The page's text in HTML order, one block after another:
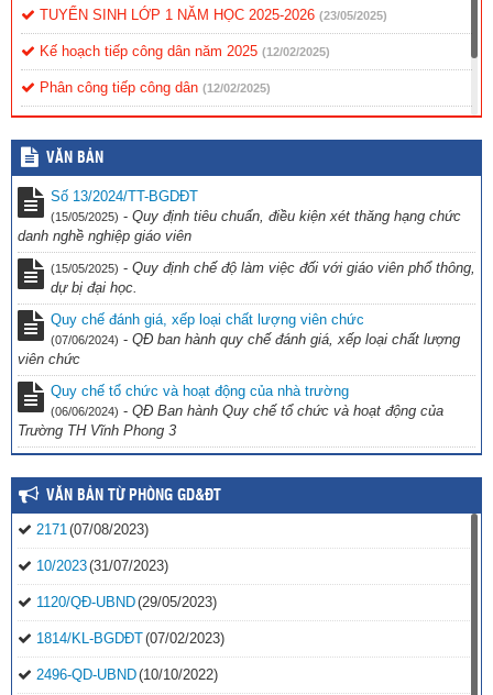
TUYỂN SINH LỚP 1 NĂM HỌC 2025-2026 (23/05/2025)
Kế hoạch tiếp công dân năm 2025 (12/02/2025)
Phân công tiếp công dân (12/02/2025)
Quy chế tiếp công dân
VĂN BẢN
Số 13/2024/TT-BGDĐT
(15/05/2025) - Quy định tiêu chuẩn, điều kiện xét thăng hạng chức
danh nghề nghiệp giáo viên
(15/05/2025) - Quy định chế độ làm việc đối với giáo viên phổ thông,
dự bị đại học.
Quy chế đánh giá, xếp loại chất lượng viên chức
(07/06/2024) - QĐ ban hành quy chế đánh giá, xếp loại chất lượng
viên chức
Quy chế tổ chức và hoạt động của nhà trường
(06/06/2024) - QĐ Ban hành Quy chế tổ chức và hoạt động của
Trường TH Vĩnh Phong 3
VĂN BẢN TỪ PHÒNG GD&ĐT
2171(07/08/2023)
10/2023(31/07/2023)
1120/QĐ-UBND(29/05/2023)
1814/KL-BGDĐT(07/02/2023)
2496-QD-UBND(10/10/2022)